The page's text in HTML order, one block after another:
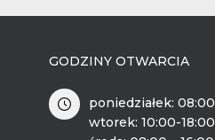
GODZINY OTWARCIA
poniedziałek:
wtorek: 10:00-18:00